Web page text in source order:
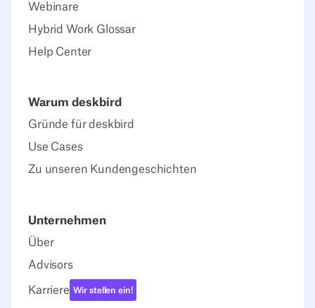
Webinare
Hybrid Work Glossar
Help Center
Warum deskbird
Gründe für deskbird
Use Cases
Zu unseren Kundengeschichten
Unternehmen
Über
Advisors
Karriere Wir stellen ein!